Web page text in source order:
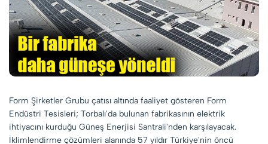
Form Şirketler Grubu çatısı altında faaliyet gösteren Form
Endüstri Tesisleri; Torbalı'da bulunan fabrikasının elektrik
ihtiyacını kurduğu Güneş Enerjisi Santrali'nden karşılayacak.
İklimlendirme çözümleri alanında 57 yıldır Türkiye'nin öncü